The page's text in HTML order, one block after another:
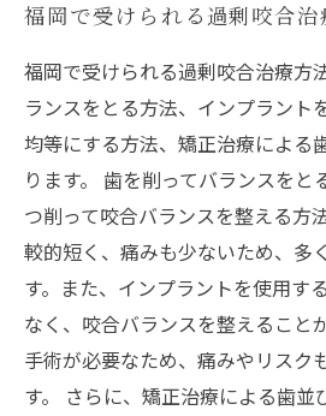
福岡で受けられる過剰咬合治
福岡で受けられる過剰咬合治療方
ランスをとる方法、インプラント
均等にする方法、矯正治療による
ります。 歯を削ってバランスをと
つ削って咬合バランスを整える方
較的短く、痛みも少ないため、多
す。また、インプラントを使用す
なく、咬合バランスを整えること
手術が必要なため、痛みやリスク
す。 さらに、矯正治療による歯